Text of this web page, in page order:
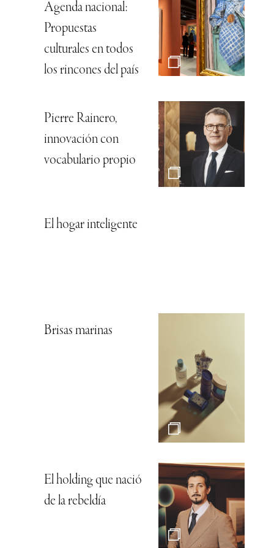
Agenda nacional:
Propuestas
culturales en todos
los rincones del país
Pierre Rainero,
innovación con
vocabulario propio
El hogar inteligente
Brisas marinas
El holding que nació
de la rebeldía